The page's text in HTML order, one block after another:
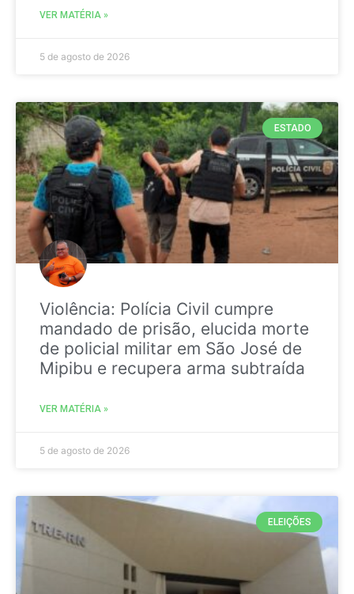
VER MATÉRIA »
5 de agosto de 2026
ESTADO
Violência: Polícia Civil cumpre
mandado de prisão, elucida morte
de policial militar em São José de
Mipibu e recupera arma subtraída
VER MATÉRIA »
5 de agosto de 2026
ELEIÇÕES